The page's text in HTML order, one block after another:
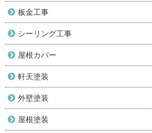
板金工事
シーリング工事
屋根カバー
軒天塗装
外壁塗装
屋根塗装